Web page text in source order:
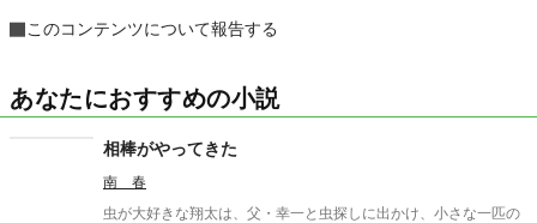
このコンテンツについて報告する
あなたにおすすめの小説
相棒がやってきた
南 春
虫が大好きな翔太は、父・幸一と虫探しに出かけ、小さな一匹の